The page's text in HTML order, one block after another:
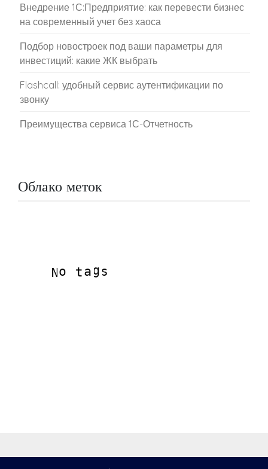
Внедрение 1С:Предприятие: как перевести бизнес
на современный учет без хаоса
Подбор новостроек под ваши параметры для
инвестиций: какие ЖК выбрать
Flashcall: удобный сервис аутентификации по
звонку
Преимущества сервиса 1С-Отчетность
Облако меток